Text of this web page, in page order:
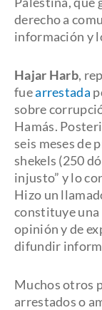
derecho a
información y
Hajar Harb,
fuearrestada
sobre
Hamás.
seis meses de
shekels (250
injusto” y lo
Hizo un
constituye una
opinión y de
difundir
Muchos otros
arrestados o